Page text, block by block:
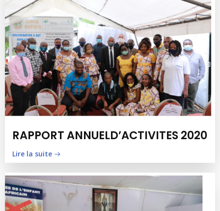
RAPPORT ANNUELD’ACTIVITES 2020
Lire la suite